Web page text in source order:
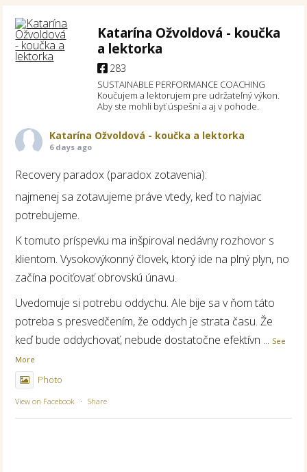
Katarína Ožvoldová - koučka
a lektorka
283
SUSTAINABLE PERFORMANCE COACHING
Koučujem a lektorujem pre udržateľný výkon.
Aby ste mohli byť úspešní a aj v pohode.
Katarína Ožvoldová - koučka a lektorka
6 days ago
Recovery paradox (paradox zotavenia):
najmenej sa zotavujeme práve vtedy, keď to najviac
potrebujeme.
K tomuto príspevku ma inšpiroval nedávny rozhovor s
klientom. Vysokovýkonný človek, ktorý ide na plný plyn, no
začína pociťovať obrovskú únavu.
Uvedomuje si potrebu oddychu. Ale bije sa v ňom táto
potreba s presvedčením, že oddych je strata času. Že
keď bude oddychovať, nebude dostatočne efektívn ... See
More
Photo
View on Facebook · Share